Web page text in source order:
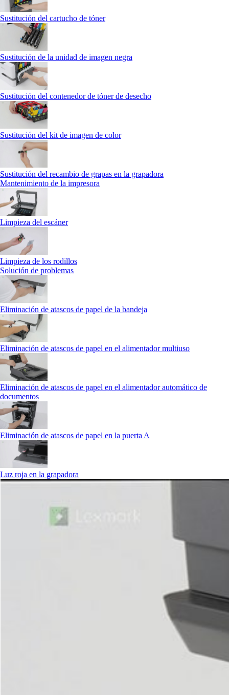
Sustitución del cartucho de tóner
Sustitución de la unidad de imagen negra
Sustitución del contenedor de tóner de desecho
Sustitución del kit de imagen de color
Sustitución del recambio de grapas en la grapadora
Mantenimiento de la impresora
Limpieza del escáner
Limpieza de los rodillos
Solución de problemas
Eliminación de atascos de papel de la bandeja
Eliminación de atascos de papel en el alimentador multiuso
Eliminación de atascos de papel en el alimentador automático de
documentos
Eliminación de atascos de papel en la puerta A
Luz roja en la grapadora